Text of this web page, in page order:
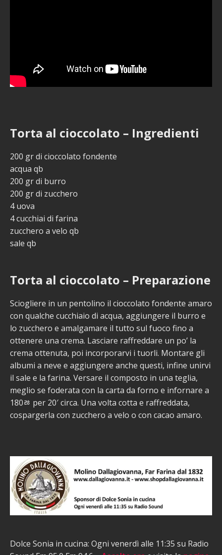
Torta al cioccolato – Ingredienti
200 gr di cioccolato fondente
acqua qb
200 gr di burro
200 gr di zucchero
4 uova
4 cucchiai di farina
zucchero a velo qb
sale qb
Torta al cioccolato – Preparazione
Sciogliere in un pentolino il cioccolato fondente amaro
con qualche cucchiaio di acqua, aggiungere il burro e
lo zucchero e amalgamare il tutto sul fuoco fino a
ottenere una crema. Lasciare raffreddare un po’ la
crema ottenuta, poi incorporarvi i tuorli. Montare gli
albumi a neve e aggiungere anche questi, infine unirvi
il sale e la farina. Versare il composto in una teglia,
meglio se foderata con la carta da forno e infornare a
180ﾰ per 20′ circa. Una volta cotta e raffreddata,
cospargerla con zucchero a velo o con cacao amaro.
Dolce Sonia in cucina: Ogni venerdì alle 11:35 su Radio